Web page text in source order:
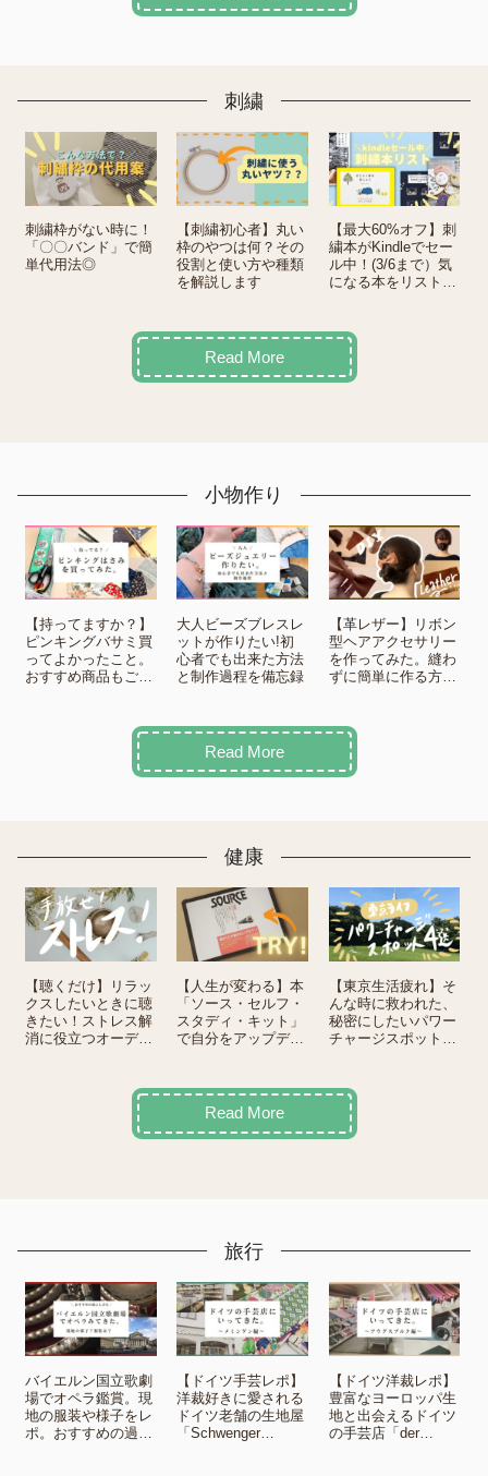
刺繍
刺繍枠がない時に！
「〇〇バンド」で簡
単代用法◎
【刺繍初心者】丸い
枠のやつは何？その
役割と使い方や種類
を解説します
【最大60%オフ】刺
繍本がKindleでセー
ル中！(3/6まで）気
になる本をリストに
Read More
小物作り
【持ってますか？】
ピンキングバサミ買
ってよかったこと。
おすすめ商品もご紹
大人ビーズブレスレ
ットが作りたい!初
心者でも出来た方法
と制作過程を備忘録
【革レザー】リボン
型ヘアアクセサリー
を作ってみた。縫わ
ずに簡単に作る方法
Read More
健康
【聴くだけ】リラッ
クスしたいときに聴
きたい！ストレス解
消に役立つオーディ
【人生が変わる】本
「ソース・セルフ・
スタディ・キット」
で自分をアップデー
【東京生活疲れ】そ
んな時に救われた、
秘密にしたいパワー
チャージスポット4
Read More
旅行
バイエルン国立歌劇
場でオペラ鑑賞。現
地の服装や様子をレ
ポ。おすすめの過ご
【ドイツ手芸レポ】
洋裁好きに愛される
ドイツ老舗の生地屋
「Schwenger
【ドイツ洋裁レポ】
豊富なヨーロッパ生
地と出会えるドイツ
の手芸店「der